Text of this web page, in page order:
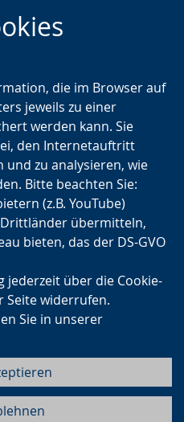
Zur
Hauptnavigation
Zur
Seitennavigation
Zum
Inhalt
die im Browser auf
jeweils zu einer
werden kann. Sie
den Internetauftritt
zu analysieren, wie
Bitte beachten Sie:
(z.B. YouTube)
übermitteln,
bieten, das der DS-GVO
jederzeit über die Cookie-
Seite widerrufen.
Sie in unserer